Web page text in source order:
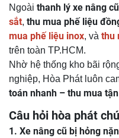
Ngoài thanh lý xe nâng cũ
sắt, thu mua phế liệu
mua phế liệu inox, và thu
trên toàn TP.HCM.
Nhờ hệ thống kho bãi
nghiệp, Hòa Phát luôn
toán nhanh – thu mua
Câu hỏi hòa phát
1. Xe nâng cũ bị hỏng